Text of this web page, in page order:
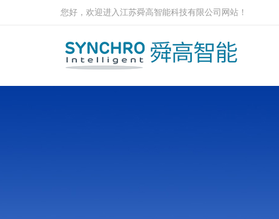
您好，欢迎进入江苏舜高智能科技有限公司网站！